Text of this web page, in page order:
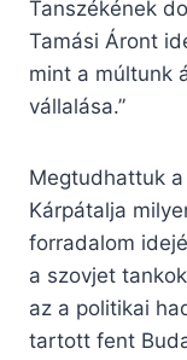
Tanszékének
Tamási Áront
mint a múltunk
vállalása.”
Megtudhattuk
Kárpátalja
forradalom
a szovjet
az a politikai
tartott fent